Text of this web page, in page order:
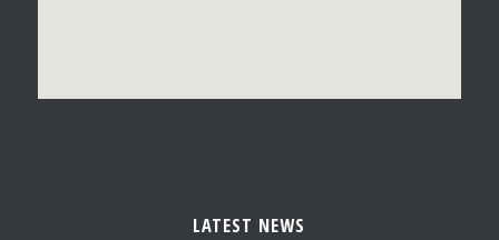
LATEST NEWS